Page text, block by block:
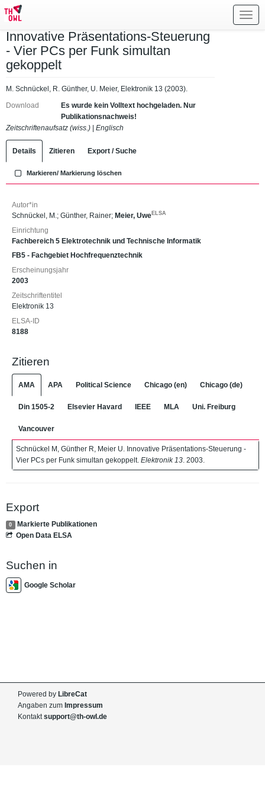
Innovative Präsentations-Steuerung
- Vier PCs per Funk simultan
gekoppelt
M. Schnückel, R. Günther, U. Meier, Elektronik 13 (2003).
Download
Es wurde kein Volltext hochgeladen. Nur
Publikationsnachweis!
Zeitschriftenaufsatz (wiss.)
Englisch
Details Zitieren Export / Suche
Markieren/ Markierung löschen
Autor*in
Schnückel, M.; Günther, Rainer; Meier, Uwe ELSA
Einrichtung
Fachbereich 5 Elektrotechnik und Technische Informatik
FB5 - Fachgebiet Hochfrequenztechnik
Erscheinungsjahr
2003
Zeitschriftentitel
Elektronik 13
ELSA-ID
8188
Zitieren
AMA APA Political Science Chicago (en) Chicago (de)
Din 1505-2 Elsevier Havard IEEE MLA Uni. Freiburg
Vancouver
Schnückel M, Günther R, Meier U. Innovative Präsentations-Steuerung -
Vier PCs per Funk simultan gekoppelt. Elektronik 13 . 2003.
Export
0
Markierte Publikationen
Open Data ELSA
Suchen in
Google Scholar
Powered by LibreCat
Angaben zum Impressum
Kontaktsupport@th-owl.de